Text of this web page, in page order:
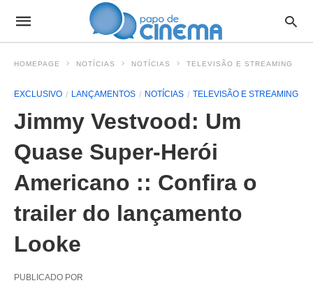
HOMEPAGE NOTÍCIAS NOTÍCIAS TELEVISÃO E STREAMING
EXCLUSIVO LANÇAMENTOS NOTÍCIAS TELEVISÃO E STREAMING
Jimmy Vestvood: Um
Quase Super-Herói
Americano :: Confira o
trailer do lançamento
Looke
PUBLICADO POR